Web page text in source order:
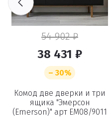
54 902 ₽
38 431 ₽
– 30%
Комод две дверки и три
ящика "Эмерсон
(Emerson)" арт EM08/9011